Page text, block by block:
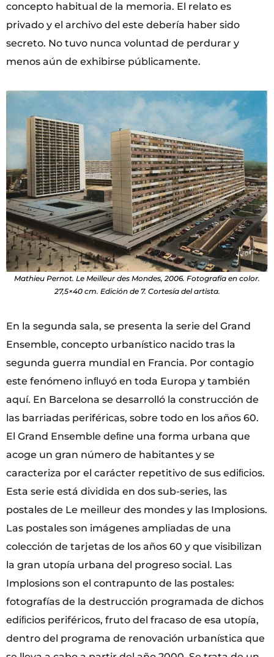
concepto habitual de la memoria. El relato es
privado y el archivo del este debería haber sido
secreto. No tuvo nunca voluntad de perdurar y
menos aún de exhibirse públicamente.
Mathieu Pernot. Le Meilleur des Mondes, 2006. Fotografía en color.
27,5×40 cm. Edición de 7. Cortesía del artista.
En la segunda sala, se presenta la serie del Grand
Ensemble, concepto urbanístico nacido tras la
segunda guerra mundial en Francia. Por contagio
este fenómeno inﬂuyó en toda Europa y también
aquí. En Barcelona se desarrolló la construcción de
las barriadas periféricas, sobre todo en los años 60.
El Grand Ensemble deﬁne una forma urbana que
acoge un gran número de habitantes y se
caracteriza por el carácter repetitivo de sus ediﬁcios.
Esta serie está dividida en dos sub-series, las
postales de Le meilleur des mondes y las Implosions.
Las postales son imágenes ampliadas de una
colección de tarjetas de los años 60 y que visibilizan
la gran utopía urbana del progreso social. Las
Implosions son el contrapunto de las postales:
fotografías de la destrucción programada de dichos
ediﬁcios periféricos, fruto del fracaso de esa utopía,
dentro del programa de renovación urbanística que